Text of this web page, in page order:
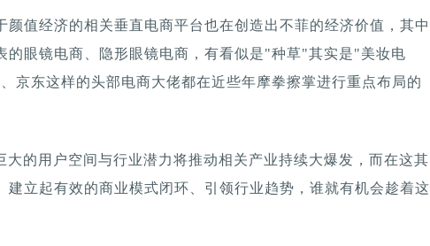
颜值经济的相关垂直电商平台也在创造出不菲的经济价值，其中
的眼镜电商、隐形眼镜电商，有看似是"种草"其实是"美妆电
京东这样的头部电商大佬都在近些年摩拳擦掌进行重点布局的
的用户空间与行业潜力将推动相关产业持续大爆发，而在这其
建立起有效的商业模式闭环、引领行业趋势，谁就有机会趁着这